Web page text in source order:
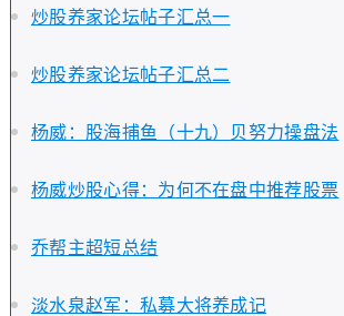
炒股养家论坛帖子汇总一
炒股养家论坛帖子汇总二
杨威：股海捕鱼（十九）贝努力操盘法
杨威炒股心得：为何不在盘中推荐股票
乔帮主超短总结
淡水泉赵军：私募大将养成记